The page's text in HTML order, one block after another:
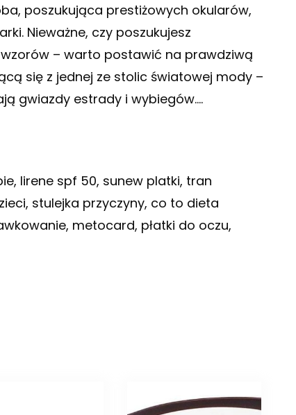
poszukująca prestiżowych okularów,
Nieważne, czy poszukujesz
– warto postawić na prawdziwą
się z jednej ze stolic światowej mody –
gwiazdy estrady i wybiegów….
lirene spf 50, sunew platki, tran
stulejka przyczyny, co to dieta
metocard, płatki do oczu,